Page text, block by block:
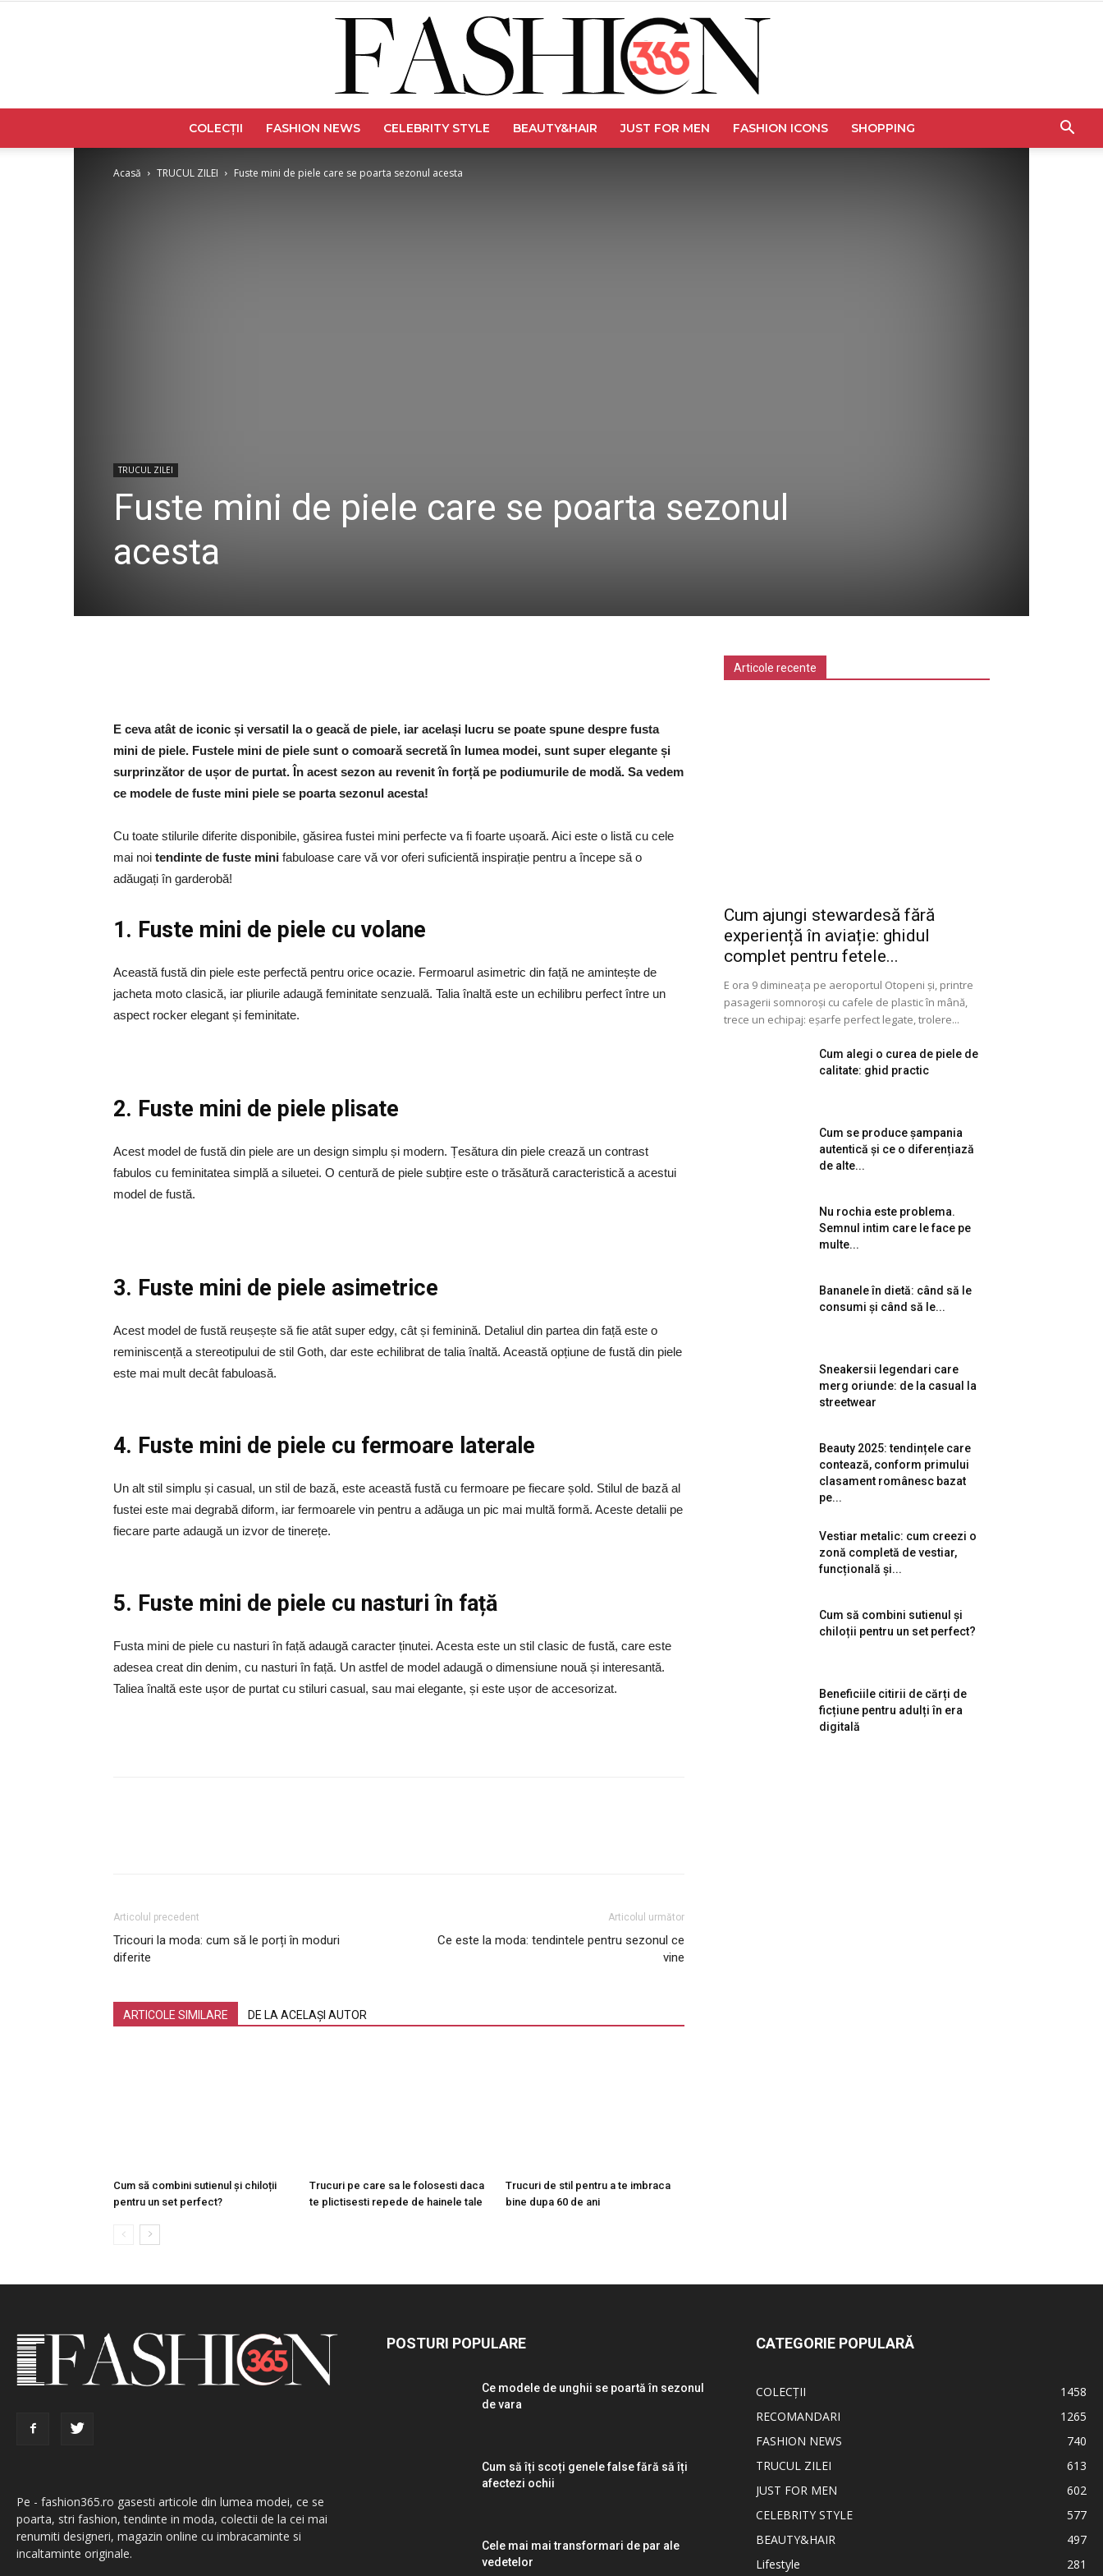
Fashion365
COLECȚII FASHION NEWS CELEBRITY STYLE BEAUTY&HAIR JUST FOR MEN FASHION ICONS SHOPPING
Acasă TRUCUL ZILEI Fuste mini de piele care se poarta sezonul acesta
TRUCUL ZILEI
Fuste mini de piele care se poarta sezonul
acesta
E ceva atât de iconic și versatil la o geacă de piele, iar același lucru se poate spune despre fusta
mini de piele. Fustele mini de piele sunt o comoară secretă în lumea modei, sunt super elegante și
surprinzător de ușor de purtat. În acest sezon au revenit în forță pe podiumurile de modă. Sa vedem
ce modele de fuste mini piele se poarta sezonul acesta!
Cu toate stilurile diferite disponibile, găsirea fustei mini perfecte va fi foarte ușoară. Aici este o listă cu cele
mai noi tendinte de fuste mini fabuloase care vă vor oferi suficientă inspirație pentru a începe să o
adăugați în garderobă!
1. Fuste mini de piele cu volane
Această fustă din piele este perfectă pentru orice ocazie. Fermoarul asimetric din față ne amintește de
jacheta moto clasică, iar pliurile adaugă feminitate senzuală. Talia înaltă este un echilibru perfect între un
aspect rocker elegant și feminitate.
2. Fuste mini de piele plisate
Acest model de fustă din piele are un design simplu și modern. Țesătura din piele crează un contrast
fabulos cu feminitatea simplă a siluetei. O centură de piele subțire este o trăsătură caracteristică a acestui
model de fustă.
3. Fuste mini de piele asimetrice
Acest model de fustă reușește să fie atât super edgy, cât și feminină. Detaliul din partea din față este o
reminiscență a stereotipului de stil Goth, dar este echilibrat de talia înaltă. Această opțiune de fustă din piele
este mai mult decât fabuloasă.
4. Fuste mini de piele cu fermoare laterale
Un alt stil simplu și casual, un stil de bază, este această fustă cu fermoare pe fiecare șold. Stilul de bază al
fustei este mai degrabă diform, iar fermoarele vin pentru a adăuga un pic mai multă formă. Aceste detalii pe
fiecare parte adaugă un izvor de tinerețe.
5. Fuste mini de piele cu nasturi în față
Fusta mini de piele cu nasturi în față adaugă caracter ținutei. Acesta este un stil clasic de fustă, care este
adesea creat din denim, cu nasturi în față. Un astfel de model adaugă o dimensiune nouă și interesantă.
Taliea înaltă este ușor de purtat cu stiluri casual, sau mai elegante, și este ușor de accesorizat.
Articolul precedent
Tricouri la moda: cum să le porți în moduri
diferite
Articolul următor
Ce este la moda: tendintele pentru sezonul ce
vine
ARTICOLE SIMILARE DE LA ACELAȘI AUTOR
Cum să combini sutienul și chiloții
pentru un set perfect?
Trucuri pe care sa le folosesti daca
te plictisesti repede de hainele tale
Trucuri de stil pentru a te imbraca
bine dupa 60 de ani
Articole recente
Cum ajungi stewardesă fără
experiență în aviație: ghidul
complet pentru fetele...
E ora 9 dimineața pe aeroportul Otopeni și, printre
pasagerii somnoroși cu cafele de plastic în mână,
trece un echipaj: eșarfe perfect legate, trolere...
Cum alegi o curea de piele de
calitate: ghid practic
Cum se produce șampania
autentică și ce o diferențiază
de alte...
Nu rochia este problema.
Semnul intim care le face pe
multe...
Bananele în dietă: când să le
consumi și când să le...
Sneakersii legendari care
merg oriunde: de la casual la
streetwear
Beauty 2025: tendințele care
contează, conform primului
clasament românesc bazat
pe...
Vestiar metalic: cum creezi o
zonă completă de vestiar,
funcțională și...
Cum să combini sutienul și
chiloții pentru un set perfect?
Beneficiile citirii de cărți de
ficțiune pentru adulți în era
digitală
Pe - fashion365.ro gasesti articole din lumea modei, ce se
poarta, stri fashion, tendinte in moda, colectii de la cei mai
renumiti designeri, magazin online cu imbracaminte si
incaltaminte originale.
POSTURI POPULARE
Ce modele de unghii se poartă în sezonul
de vara
Cum să îți scoți genele false fără să îți
afectezi ochii
Cele mai mai transformari de par ale
vedetelor
CATEGORIE POPULARĂ
COLECȚII
1458
RECOMANDARI
1265
FASHION NEWS
740
TRUCUL ZILEI
613
JUST FOR MEN
602
CELEBRITY STYLE
577
BEAUTY&HAIR
497
Lifestyle
281